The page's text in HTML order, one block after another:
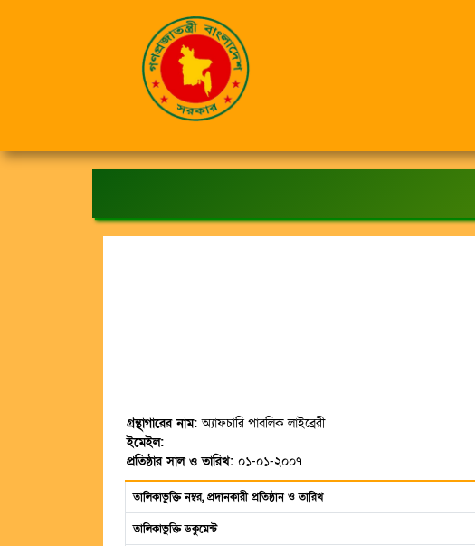
গ্রন্থাগারের নাম:অ্যাফচারি পাবলিক লাইব্রেরী
ইমেইল:
প্রতিষ্ঠার সাল ও তারিখ: ০১-০১-২০০৭
তালিকাভুক্তি নম্বর, প্রদানকারী প্রতিষ্ঠান ও তারিখ
তালিকাভুক্তি ডকুমেন্ট